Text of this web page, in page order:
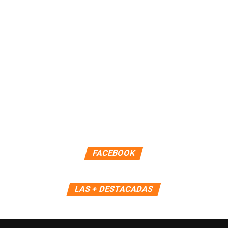
FACEBOOK
LAS + DESTACADAS